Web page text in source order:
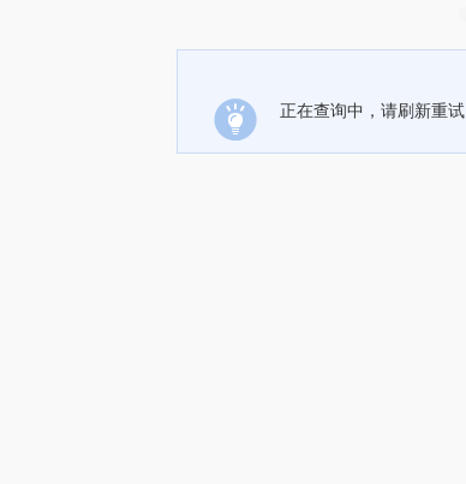
正在查询中，请刷新重试